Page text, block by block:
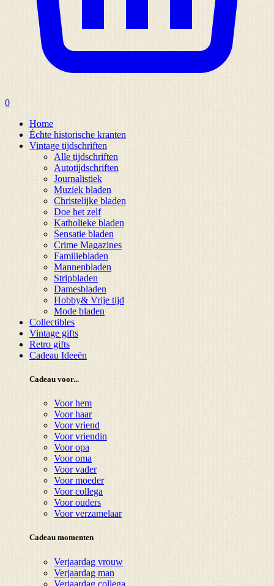
0
Home
Échte historische kranten
Vintage tijdschriften
Alle tijdschriften
Autotijdschriften
Journalistiek
Muziek bladen
Christelijke bladen
Doe het zelf
Katholieke bladen
Sensatie bladen
Crime Magazines
Familiebladen
Mannenbladen
Stripbladen
Damesbladen
Hobby& Vrije tijd
Mode bladen
Collectibles
Vintage gifts
Retro gifts
Cadeau Ideeën
Cadeau voor...
Voor hem
Voor haar
Voor vriend
Voor vriendin
Voor opa
Voor oma
Voor vader
Voor moeder
Voor collega
Voor ouders
Voor verzamelaar
Cadeau momenten
Verjaardag vrouw
Verjaardag man
Verjaardag collega